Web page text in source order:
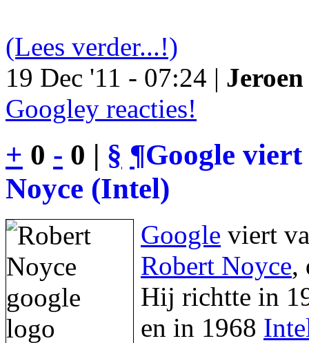
(Lees verder...!)
19 Dec '11 - 07:24 |
Googley reacties!
+ 0 - 0 | § ¶Google
Noyce (Intel)
Google viert
Robert Noyce,
Hij richtte in
en in 1968